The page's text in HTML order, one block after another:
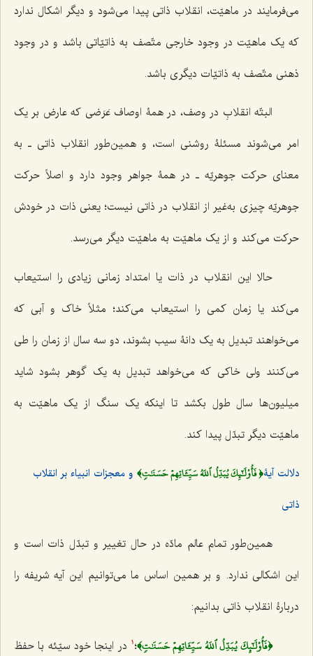
می‌فرمایند در ماهیّت، انقلاب ذاتی پیدا می‌شود و دیگر اشکال ندارد
که یک ماهیّت در وجود خارجی متّصف به ذاتیّاتی باشد و در وجود
ذهنی متّصف به ذاتیّات دیگری باشد.
البتّه انقلابِ در وصف، در همۀ اوصاف عَرَضی که عارض بر یک
امر می‌شوند مسئلۀ روشنی است، و همین‌طور انقلاب ذاتی ـ به
معنای حرکت جوهریّه ـ در همۀ جواهر وجود دارد و اصلاً حرکت
جوهریّه چیزی به‌غیر از انقلاب در ذاتی نیست؛ یعنی ذات در خودش
حرکت می‌کند و از یک ماهیّت به ماهیّت دیگر می‌رسد.
حالا این انقلاب در ذات یا امتداد زمانی زیادی را استیعاب
می‌کند یا زمان کمی را استیعاب می‌کند؛ مثلاً خاک و آبی که
می‌خواهند تبدیل به یک دانۀ سیب بشوند، دو سه سال از زمان را طی
می‌کنند ولی خاکی که می‌خواهد تبدیل به یک گوهر بشود شاید
میلیون‌ها سال طول بکشد تا اینکه یک سنگ از یک ماهیّت به
ماهیّت دیگر تبدّل پیدا کند.
دلالت آیۀ﴿ فَأُوْلَٰٓئِكَ يُبَدِّلُ ٱللَهُ سَيِّ‍َٔاتِهِمۡ حَسَنَٰتٖ﴾ و معجزات انبیاء بر انقلاب
ذاتی
همین‌طور تمام عالم مادّه در حال تغییر و تبدّل ذات است و
این اشکالی ندارد. و بر همین اساس ما می‌توانیم این آیه شریفه را
دربارۀ انقلاب ذاتی بدانیم:
﴿فَأُوْلَٰٓئِكَ يُبَدِّلُ ٱللَهُ سَيِّ‍َٔاتِهِمۡ حَسَنَٰتٖ﴾؛ 1
در اینجا خود سیّئه با حفظ